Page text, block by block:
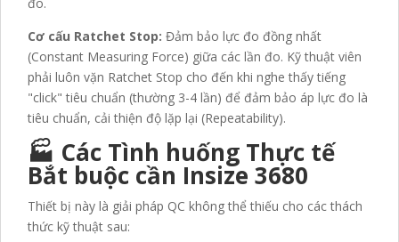
Cơ cấu Ratchet Stop: Đảm bảo lực đo đồng nhất
(Constant Measuring Force) giữa các lần đo. Kỹ thuật viên
phải luôn vặn Ratchet Stop cho đến khi nghe thấy tiếng
"click" tiêu chuẩn (thường 3-4 lần) để đảm bảo áp lực đo là
tiêu chuẩn, cải thiện độ lặp lại (Repeatability).
🏭 Các Tình huống Thực tế
Bắt buộc cần Insize 3680
Thiết bị này là giải pháp QC không thể thiếu cho các thách
thức kỹ thuật sau: